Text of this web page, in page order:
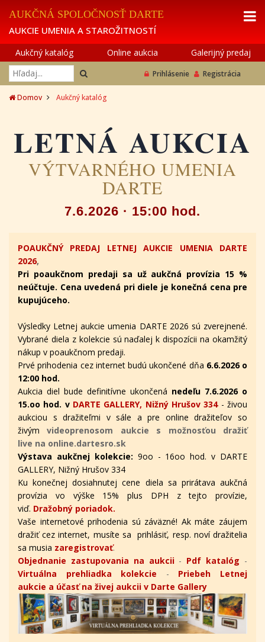
AUKČNÁ SPOLOČNOSŤ DARTE
AUKCIE UMENIA A STAROŽITNOSTÍ
Aukčný katalóg Online aukcia Galerijný predaj
Prihlásenie Registrácia
Domov Aukčný katalóg
LETNÁ AUKCIA
VÝTVARNÉHO UMENIA
DARTE
7.6.2026 · 15:00 hod.
POAUKČNÝ PREDAJ LETNEJ AUKCIE UMENIA DARTE
2026,
Pri poaukčnom predaji sa už aukčná provízia 15 %
neúčtuje. Cena uvedená pri diele je konečná cena pre
kupujúceho.
Výsledky Letnej aukcie umenia DARTE 2026 sú zverejnené.
Vybrané diela z kolekcie sú naďalej k dispozícii na okamžitý
nákup v poaukčnom predaji.
Prvé prihodenia cez internet budú ukončené dňa 6.6.2026 o
12:00 hod.
Aukcia diel bude definitívne ukončená nedeľu 7.6.2026 o
15.oo hod. v DARTE GALLERY, Nižný Hrušov 334 - živou
aukciou s dražiteľmi v sále a pre online dražiteľov so
živým videoprenosom aukcie s možnosťou dražiť
live na online.dartesro.sk
Výstava aukčnej kolekcie: 9oo - 16oo hod. v DARTE
GALLERY, Nižný Hrušov 334
Ku konečnej dosiahnutej cene diela sa prirátava aukčná
provízia vo výške 15% plus DPH z tejto provízie,
viď. Dražobný poriadok.
Vaše internetové prihodenia sú záväzné! Ak máte záujem
dražiť cez internet, musíte sa prihlásiť, resp. noví dražitelia
sa musia zaregistrovať.
Objednanie zastupovania na aukcii- Pdf katalóg -
Virtuálna prehliadka kolekcie - Priebeh Letnej
aukcie a účasť na živej aukcii v Darte Gallery